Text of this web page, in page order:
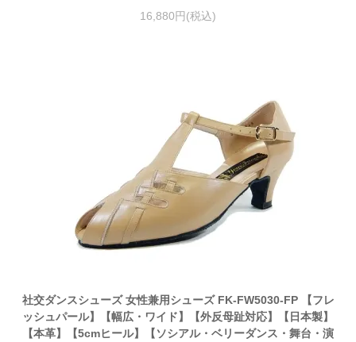
16,880円(税込)
社交ダンスシューズ 女性兼用シューズ FK-FW5030-FP 【フレ
ッシュパール】【幅広・ワイド】【外反母趾対応】【日本製】
【本革】【5cmヒール】【ソシアル・ベリーダンス・舞台・演